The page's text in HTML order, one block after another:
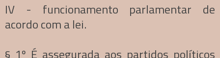
IV - funcionamento parlamentar de
acordo com a lei.
§ 1º É assegurada aos partidos políticos